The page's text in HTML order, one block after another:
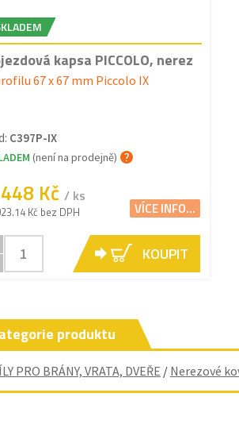
kapsa PICCOLO, nerez
67 x 67 mm Piccolo IX
C397P-IX
(není na prodejně)
Kč / ks
Kč bez DPH VÍCE INFO...
KOUPIT
produktu
PRO BRÁNY, VRATA, DVEŘE / Nerezové